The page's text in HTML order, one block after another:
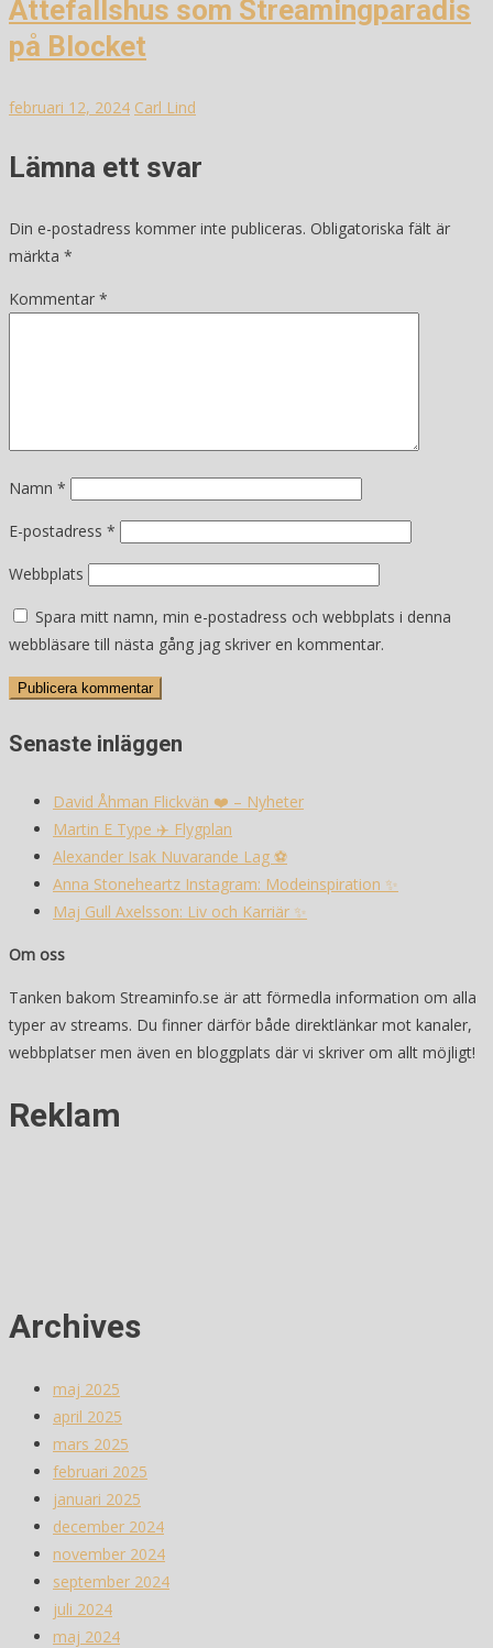
Attefallshus som Streamingparadis
på Blocket
februari 12, 2024 Carl Lind
Lämna ett svar
Din e-postadress kommer inte publiceras. Obligatoriska fält är
märkta *
Kommentar *
Namn *
E-postadress *
Webbplats
Spara mitt namn, min e-postadress och webbplats i denna
webbläsare till nästa gång jag skriver en kommentar.
Senaste inläggen
David Åhman Flickvän ❤️ – Nyheter
Martin E Type ✈️ Flygplan
Alexander Isak Nuvarande Lag ⚽️
Anna Stoneheartz Instagram: Modeinspiration ✨
Maj Gull Axelsson: Liv och Karriär ✨
Om oss
Tanken bakom Streaminfo.se är att förmedla information om alla
typer av streams. Du finner därför både direktlänkar mot kanaler,
webbplatser men även en bloggplats där vi skriver om allt möjligt!
Reklam
Archives
maj 2025
april 2025
mars 2025
februari 2025
januari 2025
december 2024
november 2024
september 2024
juli 2024
maj 2024